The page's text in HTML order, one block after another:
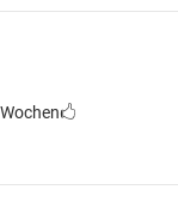
Wochen🖒